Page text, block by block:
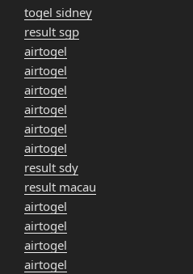
togel sidney
result sgp
airtogel
airtogel
airtogel
airtogel
airtogel
airtogel
result sdy
result macau
airtogel
airtogel
airtogel
airtogel